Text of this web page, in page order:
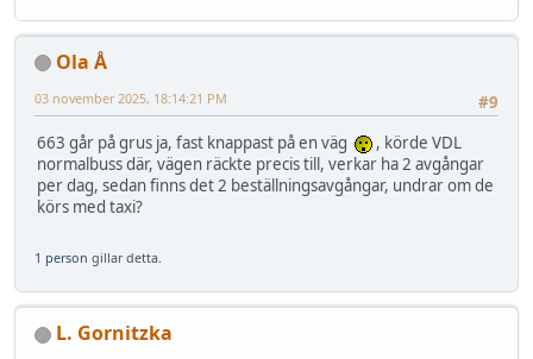
Ola Å
#9
03 november 2025, 18:14:21 PM
663 går på grus ja, fast knappast på en väg
, körde VDL
normalbuss där, vägen räckte precis till, verkar ha 2 avgångar
per dag, sedan finns det 2 beställningsavgångar, undrar om de
körs med taxi?
1 person gillar detta.
L. Gornitzka